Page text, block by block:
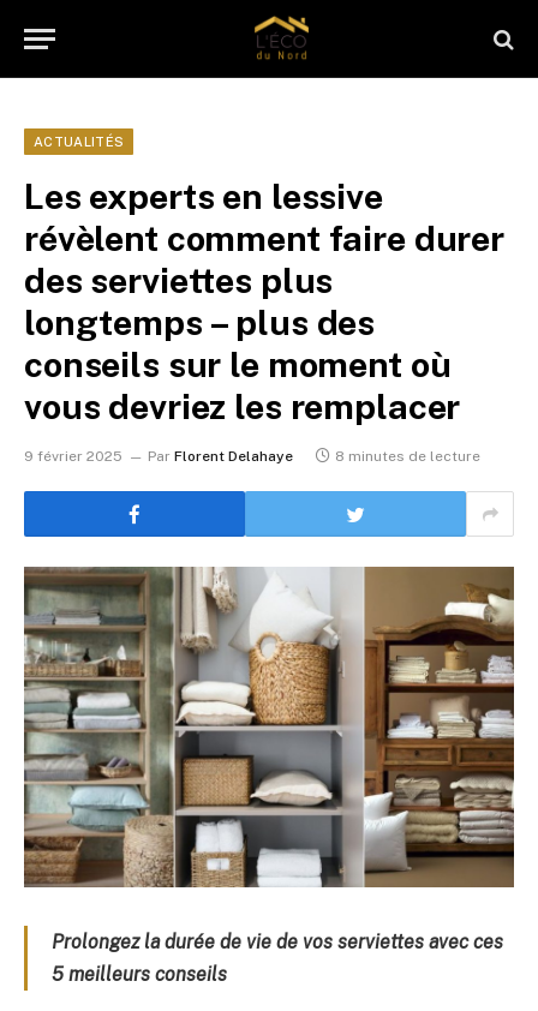
ACTUALITÉS
Les experts en lessive
révèlent comment faire durer
des serviettes plus
longtemps – plus des
conseils sur le moment où
vous devriez les remplacer
9 février 2025 Par Florent Delahaye 8 minutes de lecture
Prolongez la durée de vie de vos serviettes avec ces
5 meilleurs conseils